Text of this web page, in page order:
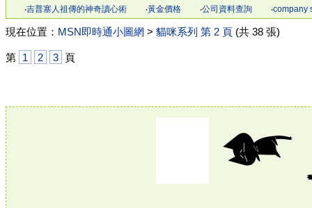
‧吉普塞人祖傳的神奇讀心術 ‧黃金價格 ‧公司資料查詢 ‧company
現在位置： MSN即時通小圖網 > 貓咪系列 第 2 頁 (共 38 張)
第 1 2 3 頁